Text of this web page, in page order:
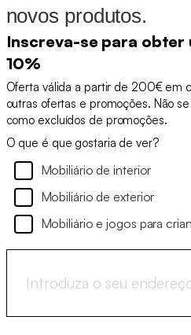
novos produtos.
Inscreva-se para obter
10%
Oferta válida a partir de 200€ em
outras ofertas e promoções. Não
como excluídos de promoções.
O que é que gostaria de ver?
Mobiliário de interior
Mobiliário de exterior
Mobiliário e jogos para